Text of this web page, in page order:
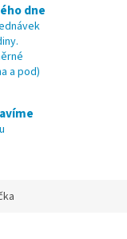
dne
a pod)